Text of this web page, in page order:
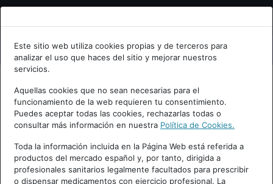
Bienvenid@ a psiquiatria.com
Escribe tu Email
Accede o regístrate con tu email.
Cancelar
Este sitio web utiliza cookies propias y de terceros para
analizar el uso que haces del sitio y mejorar nuestros
servicios.
Aquellas cookies que no sean necesarias para el
funcionamiento de la web requieren tu consentimiento.
Puedes aceptar todas las cookies, rechazarlas todas o
consultar más información en nuestra Política de Cookies.
Toda la información incluida en la Página Web está referida a
productos del mercado español y, por tanto, dirigida a
profesionales sanitarios legalmente facultados para prescribir
o dispensar medicamentos con ejercicio profesional. La